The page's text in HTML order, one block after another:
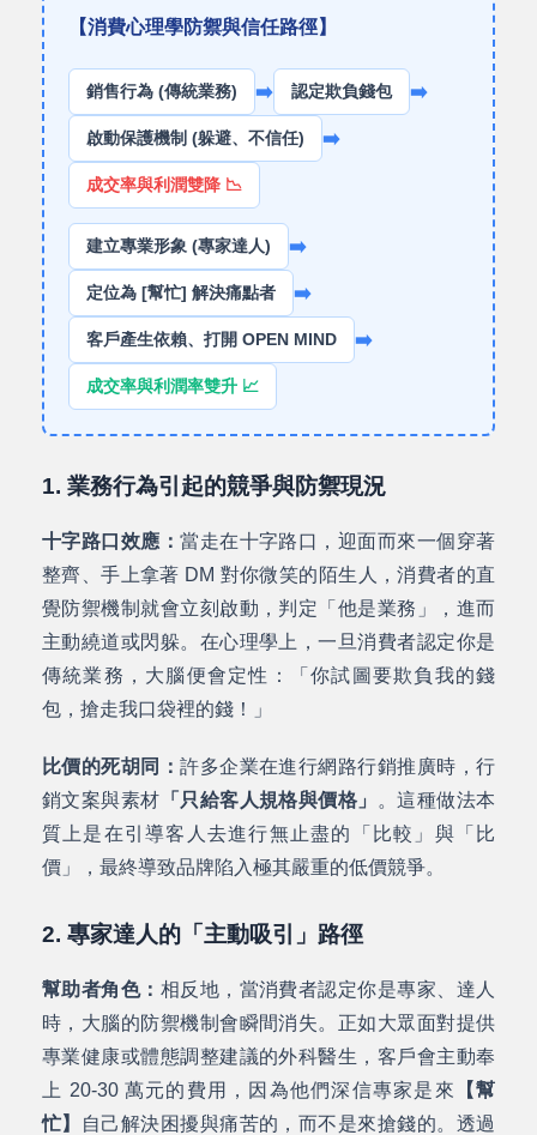
【消費心理學防禦與信任路徑】
銷售行為 (傳統業務) ➡️ 認定欺負錢包 ➡️
啟動保護機制 (躲避、不信任) ➡️
成交率與利潤雙降 📉
建立專業形象 (專家達人) ➡️
定位為 [幫忙] 解決痛點者 ➡️
客戶產生依賴、打開 OPEN MIND ➡️
成交率與利潤率雙升 📈
1. 業務行為引起的競爭與防禦現況
十字路口效應：當走在十字路口，迎面而來一個穿著
整齊、手上拿著 DM 對你微笑的陌生人，消費者的直
覺防禦機制就會立刻啟動，判定「他是業務」，進而
主動繞道或閃躲。在心理學上，一旦消費者認定你是
傳統業務，大腦便會定性：
「你試圖要欺負我的錢
包，搶走我口袋裡的錢！」
比價的死胡同：許多企業在進行網路行銷推廣時，行
銷文案與素材 「只給客人規格與價格」
。這種做法本
質上是在引導客人去進行無止盡的「比較」與「比
價」，最終導致品牌陷入極其嚴重的低價競爭。
2. 專家達人的「主動吸引」路徑
幫助者角色： 相反地，當消費者認定你是專家、達人
時，大腦的防禦機制會瞬間消失。正如大眾面對提供
專業健康或體態調整建議的外科醫生，客戶會主動奉
上 20-30 萬元的費用，因為他們深信專家是來
【幫
忙】
自己解決困擾與痛苦的，而不是來搶錢的。透過